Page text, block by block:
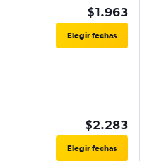
$1.963
Elegir fechas
$2.283
Elegir fechas